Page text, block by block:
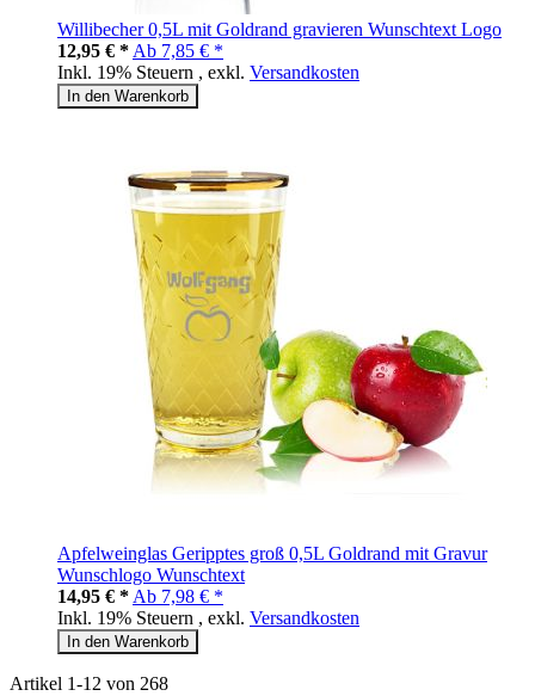
Willibecher 0,5L mit Goldrand gravieren Wunschtext Logo
12,95 € * Ab 7,85 € *
Inkl. 19% Steuern , exkl. Versandkosten
In den Warenkorb
Apfelweinglas Geripptes groß 0,5L Goldrand mit Gravur
Wunschlogo Wunschtext
14,95 € * Ab 7,98 € *
Inkl. 19% Steuern , exkl. Versandkosten
In den Warenkorb
Artikel 1-12 von 268